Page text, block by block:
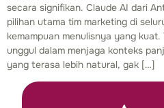
secara signifikan. Claude AI dari
pilihan utama tim marketing di
kemampuan menulisnya yang
unggul dalam menjaga konteks
yang terasa lebih natural, gak […]